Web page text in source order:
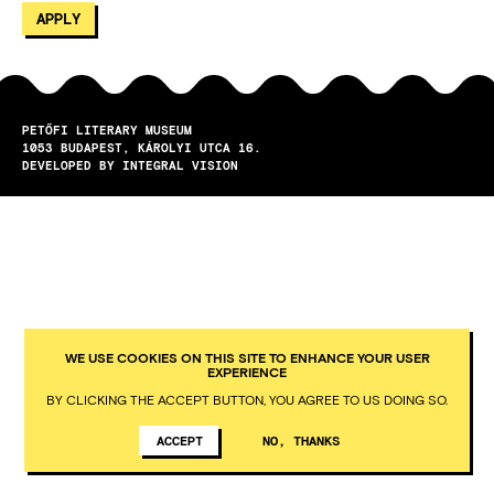
PETŐFI LITERARY MUSEUM
1053
BUDAPEST
KÁROLYI UTCA 16.
DEVELOPED BY INTEGRAL VISION
WE USE COOKIES ON THIS SITE TO ENHANCE YOUR USER
EXPERIENCE
BY CLICKING THE ACCEPT BUTTON, YOU AGREE TO US DOING SO.
ACCEPT NO, THANKS